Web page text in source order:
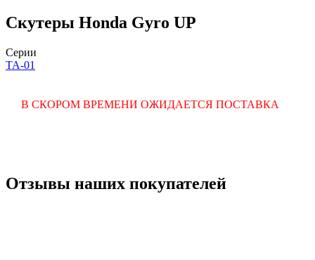
Скутеры Honda Gyro UP
Серии
TA-01
В СКОРОМ ВРЕМЕНИ ОЖИДАЕТСЯ ПОСТАВКА
Отзывы наших покупателей